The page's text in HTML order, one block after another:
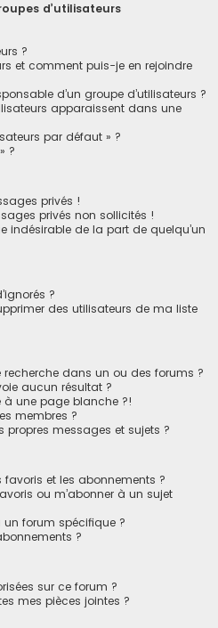
d’utilisateurs
?
et comment puis-je en rejoindre
d’un groupe d’utilisateurs ?
apparaissent dans une
par défaut » ?
?
privés !
privés non sollicités !
indésirable de la part de quelqu’un
?
des utilisateurs de ma liste
dans un ou des forums ?
aucun résultat ?
à une page blanche ?!
membres ?
propres messages et sujets ?
favoris et les abonnements ?
ou m’abonner à un sujet
forum spécifique ?
?
sur ce forum ?
mes pièces jointes ?